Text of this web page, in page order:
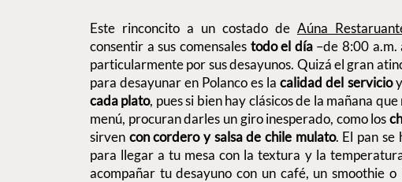
Este rinconcito a un costado de Aúna
consentir a sus comensales todo el día –de 8:00 a.m.
particularmente por sus desayunos. Quizá el gran
para desayunar en Polanco es lacalidad del servicio
cada plato, pues si bien hay clásicos de la mañana
menú, procuran darles un giro inesperado, como los
sirven con cordero y salsa de chile mulato. El pan se
para llegar a tu mesa con la textura y la
acompañar tu desayuno con un café, un smoothie